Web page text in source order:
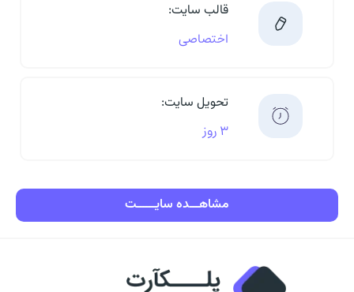
قالب سایت:
اختصاصی
تحویل سایت:
۳ روز
مشاهـــده سایــــــت